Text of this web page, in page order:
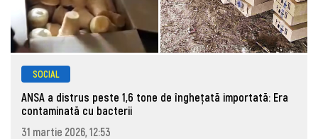
SOCIAL
ANSA a distrus peste 1,6 tone de înghețată importată: Era
contaminată cu bacterii
31 martie 2026, 12:53